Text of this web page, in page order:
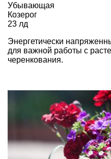
Убывающая
Козерог
23 лд
Энергетически
для важной работы с
черенкования.